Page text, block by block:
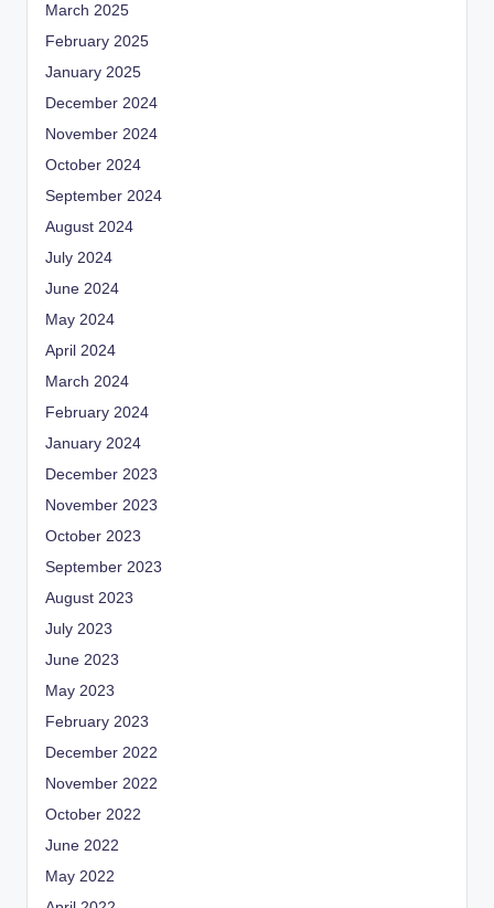
March 2025
February 2025
January 2025
December 2024
November 2024
October 2024
September 2024
August 2024
July 2024
June 2024
May 2024
April 2024
March 2024
February 2024
January 2024
December 2023
November 2023
October 2023
September 2023
August 2023
July 2023
June 2023
May 2023
February 2023
December 2022
November 2022
October 2022
June 2022
May 2022